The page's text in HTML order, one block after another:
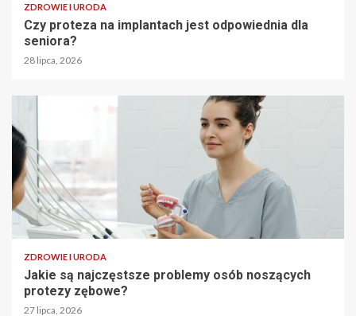
ZDROWIE I URODA
Czy proteza na implantach jest odpowiednia dla
seniora?
28 lipca, 2026
ZDROWIE I URODA
Jakie są najczęstsze problemy osób noszących
protezy zębowe?
27 lipca, 2026